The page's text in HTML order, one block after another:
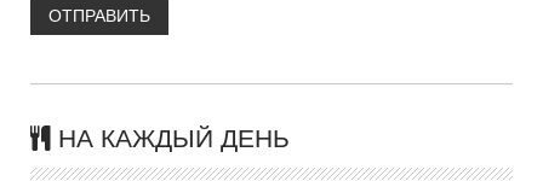
ОТПРАВИТЬ
НА КАЖДЫЙ ДЕНЬ